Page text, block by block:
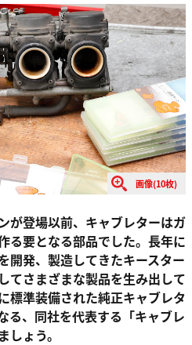
画像(10枚)
が登場以前、キャブレターはガ
る要となる部品でした。長年に
開発、製造してきたキースター
てさまざまな製品を生み出して
標準装備された純正キャブレタ
る、同社を代表する「キャブレ
ょう。